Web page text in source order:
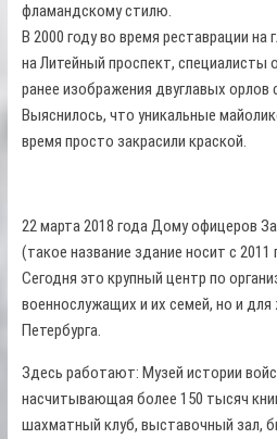
фламандскому стилю.
В 2000 году во время реставрации
на Литейный проспект, специалисты
ранее изображения двуглавых орлов
Выяснилось, что уникальные
время просто закрасили краской.
22 марта 2018 года Дому офицеров
(такое название здание носит с 2011
Сегодня это крупный центр по
военнослужащих и их семей, но и для
Петербурга.
Здесь работают: Музей истории
насчитывающая более 150 тысяч
шахматный клуб, выставочный зал,